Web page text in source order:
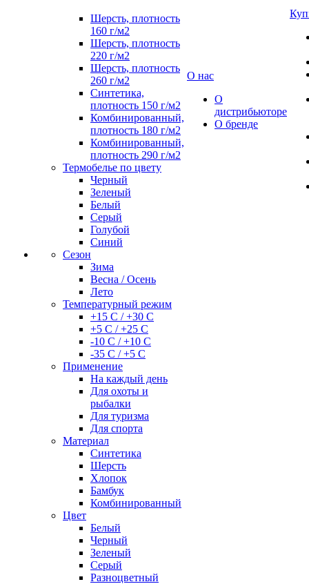
Шерсть, плотность
160 г/м2
Шерсть, плотность
220 г/м2
Шерсть, плотность
260 г/м2
Синтетика,
плотность 150 г/м2
Комбинированный,
плотность 180 г/м2
Комбинированный,
плотность 290 г/м2
Термобелье по цвету
Черный
Зеленый
Белый
Серый
Голубой
Синий
Сезон
Зима
Весна / Осень
Лето
Температурный режим
+15 С / +30 С
+5 С / +25 С
-10 С / +10 С
-35 С / +5 С
Применение
На каждый день
Для охоты и
рыбалки
Для туризма
Для спорта
Материал
Синтетика
Шерсть
Хлопок
Бамбук
Комбинированный
Цвет
Белый
Черный
Зеленый
Серый
Разноцветный
О нас
О
дистрибьюторе
О бренде